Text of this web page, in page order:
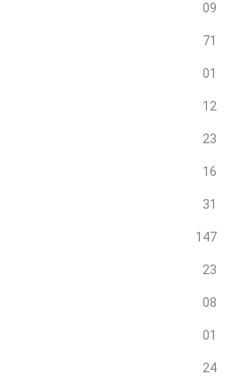
09
71
01
12
23
16
31
147
23
08
01
24